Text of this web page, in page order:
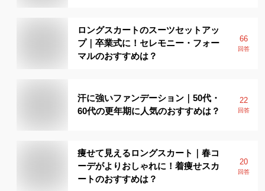
ロングスカートのスーツセットアッ
プ｜卒業式に！セレモニー・フォー
マルのおすすめは？
66
回答
汗に強いファンデーション｜50代・
60代の更年期に人気のおすすめは？
22
回答
痩せて見えるロングスカート｜春コ
ーデがよりおしゃれに！着痩せスカ
ートのおすすめは？
20
回答